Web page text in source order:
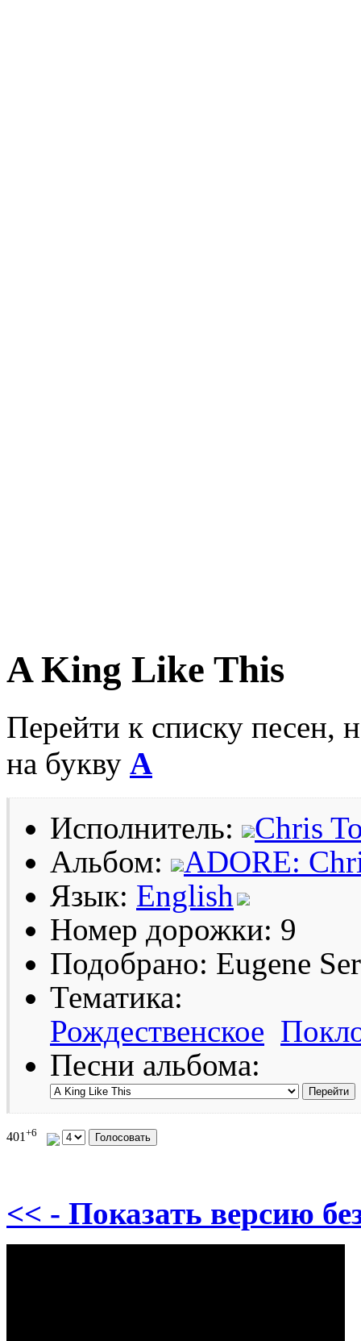
A King Like This
Перейти к списку песен,
на букву A
Исполнитель:
Chris
Альбом:
ADORE:
Язык: English
Номер дорожки: 9
Подобрано: Eugene
Тематика:
Рождественское
Песни альбома:
401 +6
<< - Показать версию